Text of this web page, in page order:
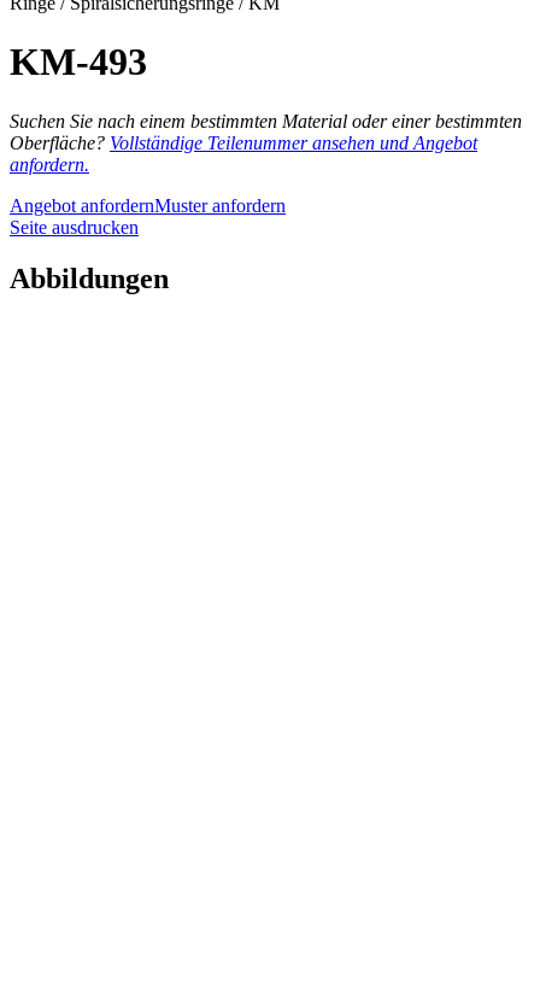
KM-493
Suchen Sie nach einem bestimmten Material oder einer bestimmten
Oberfläche? Vollständige Teilenummer ansehen und Angebot
anfordern.
Angebot anfordernMuster anfordern
Seite ausdrucken
Abbildungen